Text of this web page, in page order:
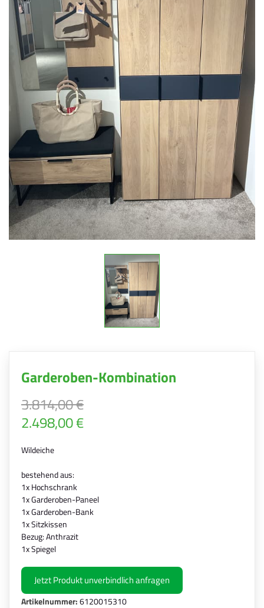
Garderoben-Kombination
3.814,00 €
2.498,00 €
Wildeiche
bestehend aus:
1x Hochschrank
1x Garderoben-Paneel
1x Garderoben-Bank
1x Sitzkissen
Bezug: Anthrazit
1x Spiegel
Jetzt Produkt unverbindlich anfragen
Artikelnummer:6120015310